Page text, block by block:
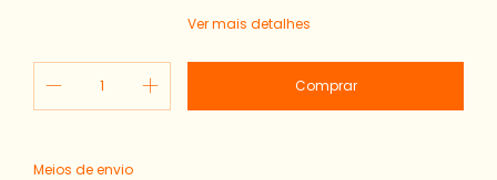
Ver mais detalhes
Entregas para o CEP:
Meios de envio